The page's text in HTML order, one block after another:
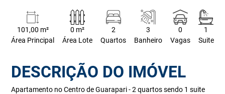
101,00 m²
Área Principal
0 m²
Área Lote
2
Quartos
3
Banheiro
0
Vagas
1
Suite
DESCRIÇÃO DO IMÓVEL
Apartamento no Centro de Guarapari - 2 quartos sendo 1 suite